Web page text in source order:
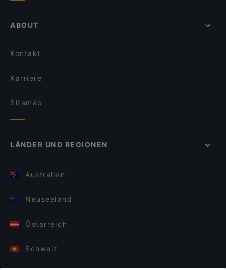
ABOUT
Kontakt
Karriere
Sitemap
LÄNDER UND REGIONEN
Australien
Neuseeland
Österreich
Schweiz